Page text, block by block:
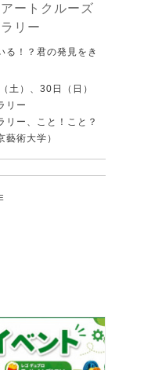
ートクルーズ
リー
る！？君の発見をき
土）、30日（日）
リー
リー、こと！こと？
術大学）